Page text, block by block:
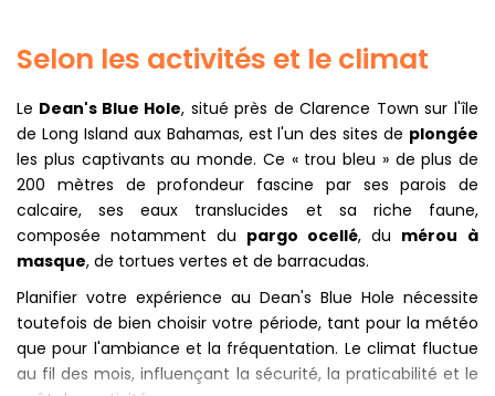
Selon les activités et le climat
Le Dean's Blue Hole, situé près de Clarence Town sur l'île
de Long Island aux Bahamas, est l'un des sites de plongée
les plus captivants au monde. Ce « trou bleu » de plus de
200 mètres de profondeur fascine par ses parois de
calcaire, ses eaux translucides et sa riche faune,
composée notamment du pargo ocellé, du mérou à
masque, de tortues vertes et de barracudas.
Planifier votre expérience au Dean's Blue Hole nécessite
toutefois de bien choisir votre période, tant pour la météo
que pour l'ambiance et la fréquentation. Le climat fluctue
au fil des mois, influençant la sécurité, la praticabilité et le